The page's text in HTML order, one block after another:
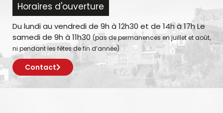
Horaires d'ouverture
Du lundi au vendredi de 9h à 12h30 et de 14h à 17h Le
samedi de 9h à 11h30 (pas de permanences en juillet et août,
ni pendant les fêtes de fin d’année)
Contact